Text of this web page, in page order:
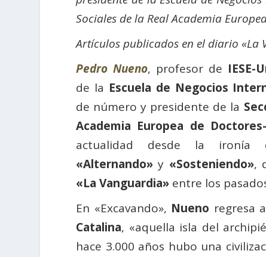
Sociales de la Real Academia
Artículos publicados en el diario «La
Pedro Nueno, profesor de IESE-
de la Escuela de Negocios
de número y presidente de la
Academia Europea de
actualidad desde la
«Alternando» y «Sosteniendo»,
«La Vanguardia» entre los
En «Excavando», Nueno regresa
Catalina, «aquella isla del
hace 3.000 años hubo una